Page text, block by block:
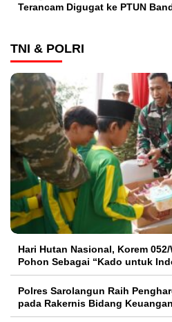
Terancam Digugat ke PTUN
TNI & POLRI
Hari Hutan Nasional, Korem
Pohon Sebagai “Kado untuk
Polres Sarolangun Raih
pada Rakernis Bidang